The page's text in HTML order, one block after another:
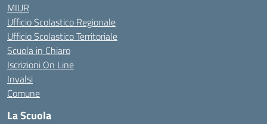
MIUR
Ufficio Scolastico Regionale
Ufficio Scolastico Territoriale
Scuola in Chiaro
Iscrizioni On Line
Invalsi
Comune
La Scuola